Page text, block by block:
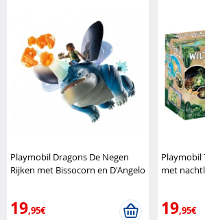
Playmobil Dragons De Negen
Rijken met Bissocorn en D'Angelo
19,95€
Playmobil
met
19,95€